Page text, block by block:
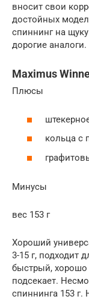
вносит свои
достойных
спиннинг на
дорогие аналоги.
Maximus
Плюсы
кольца с
Минусы
вес 153 г
Хороший
3-15 г, подходит
быстрый, хорошо
подсекает.
спиннинга 153 г.